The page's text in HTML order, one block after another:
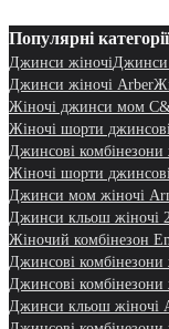
Популярні категорії
Джинси жіночіДжинси
Джинси жіночі Arber
Жіночі джинси мом
Жіночі шорти
Джинсові комбінезони
Жіночі шорти
Джинси мом жіночі
Джинси кльош жіночі
Жіночий комбінезон
Джинсові комбінезони
Джинсові комбінезони
Джинси кльош жіночі